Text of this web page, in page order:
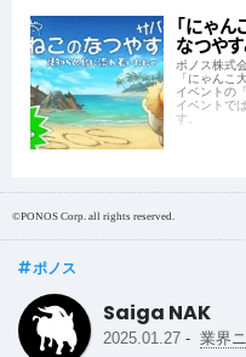
「にゃ
なつや
ポノス株式
「にゃん
イベントの
イベントで
す。
©PONOS Corp. all rights reserved.
ポノス
Saiga NAK
2025.01.27 - 業界